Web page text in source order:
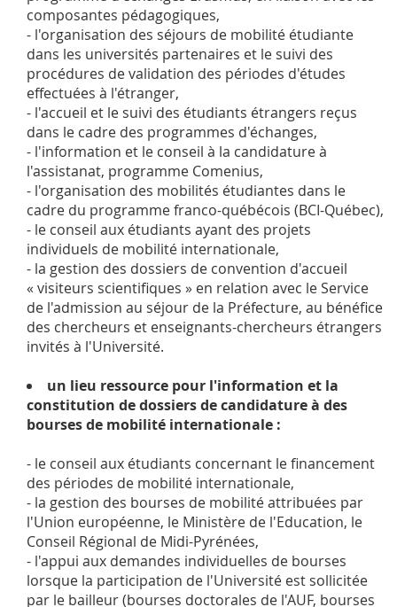
composantes pédagogiques,
- l'organisation des séjours de mobilité étudiante
dans les universités partenaires et le suivi des
procédures de validation des périodes d'études
effectuées à l'étranger,
- l'accueil et le suivi des étudiants étrangers reçus
dans le cadre des programmes d'échanges,
- l'information et le conseil à la candidature à
l'assistanat, programme Comenius,
- l'organisation des mobilités étudiantes dans le
cadre du programme franco-québécois (BCI-Québec),
- le conseil aux étudiants ayant des projets
individuels de mobilité internationale,
- la gestion des dossiers de convention d'accueil
« visiteurs scientifiques » en relation avec le Service
de l'admission au séjour de la Préfecture, au bénéfice
des chercheurs et enseignants-chercheurs étrangers
invités à l'Université.
un lieu ressource pour l'information et la
constitution de dossiers de candidature à des
bourses de mobilité internationale :
- le conseil aux étudiants concernant le financement
des périodes de mobilité internationale,
- la gestion des bourses de mobilité attribuées par
l'Union européenne, le Ministère de l'Education, le
Conseil Régional de Midi-Pyrénées,
- l'appui aux demandes individuelles de bourses
lorsque la participation de l'Université est sollicitée
par le bailleur (bourses doctorales de l'AUF, bourses